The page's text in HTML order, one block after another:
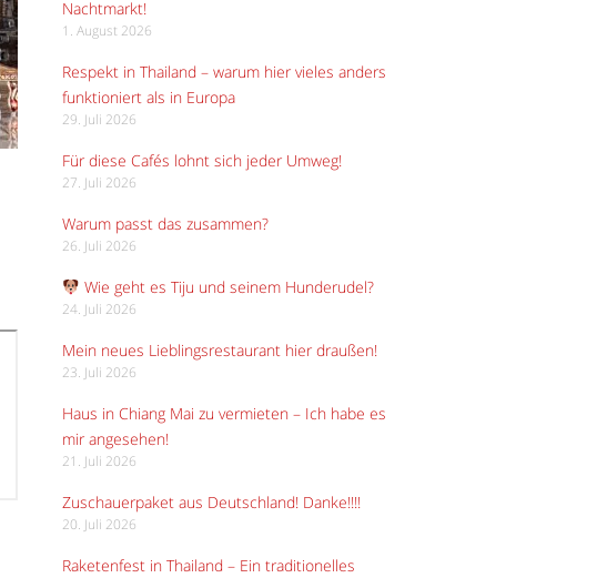
Nachtmarkt!
1. August 2026
Respekt in Thailand – warum hier vieles anders
funktioniert als in Europa
29. Juli 2026
Für diese Cafés lohnt sich jeder Umweg!
27. Juli 2026
Warum passt das zusammen?
26. Juli 2026
Wie geht es Tiju und seinem Hunderudel?
24. Juli 2026
Mein neues Lieblingsrestaurant hier draußen!
23. Juli 2026
Haus in Chiang Mai zu vermieten – Ich habe es
mir angesehen!
21. Juli 2026
Zuschauerpaket aus Deutschland! Danke!!!!
20. Juli 2026
Raketenfest in Thailand – Ein traditionelles